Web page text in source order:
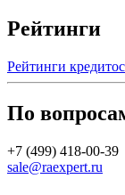
Рейтинги
Рейтинги
По
+7 (499) 418-00-39
sale@raexpert.ru